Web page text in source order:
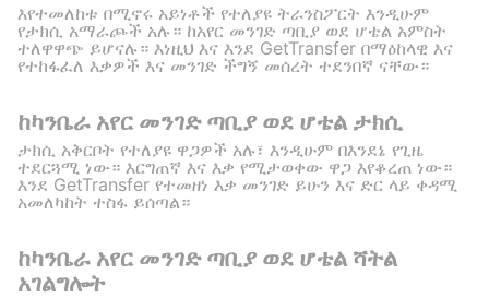
እየተመለከቱ በሚኖሩ አይነቶች የተለያዩ ትራንስፖርት እንዲሁም
የታክሲ አማራጮች አሉ። ከአየር መንገድ ጣቢያ ወደ ሆቴል አምስት
ተለዋዋጭ ይሆናሉ። እነዚህ እና እንደ GetTransfer በማዕከላዊ እና
የተከፋፈለ እቃዎች እና መንገድ ችግኝ መሰረት ተደንበኛ ናቸው።
ከካንቤራ አየር መንገድ ጣቢያ ወደ ሆቴል ታክሲ
ታክሲ አቅርቦት የተለያዩ ዋጋዎች አሉ፣ እንዲሁም በእንደኔ የጊዜ
ተደርጓሚ ነው። እርግጠኛ እና እቃ የሚታወቀው ዋጋ እየቆረጠ ነው።
እንደ GetTransfer የተመዘነ እቃ መንገድ ይሁን እና ድር ላይ ቀዳሚ
አመለካከት ተስፋ ይሰጣል።
ከካንቤራ አየር መንገድ ጣቢያ ወደ ሆቴል ሻትል
አገልግሎት